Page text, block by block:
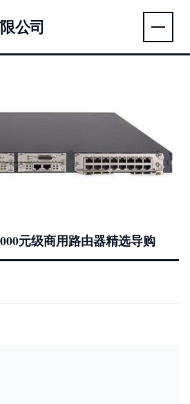
公司
元级商用路由器精选导购